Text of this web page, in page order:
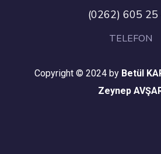
(0262) 605 25
TELEFON
Copyright © 2024 by Betül
Zeynep